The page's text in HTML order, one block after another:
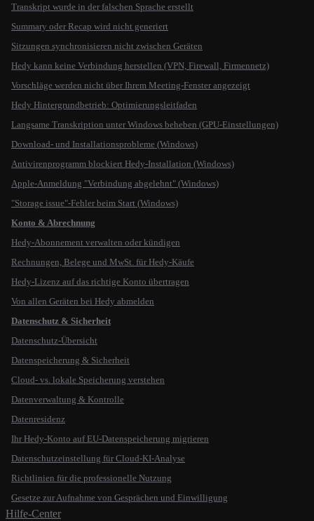
Transkript wurde in der falschen Sprache erstellt
Summary oder Recap wird nicht generiert
Sitzungen synchronisieren nicht zwischen Geräten
Hedy kann keine Verbindung herstellen (VPN, Firewall, Firmennetz)
Vorschläge werden nicht über Ihrem Meeting-Fenster angezeigt
Hedy Hintergrundbetrieb: Optimierungsleitfaden
Langsame Transkription unter Windows beheben (GPU-Einstellungen)
Download- und Installationsprobleme (Windows)
Antivirenprogramm blockiert Hedy-Installation (Windows)
Apple-Anmeldung "Verbindung abgelehnt" (Windows)
"Storage issue"-Fehler beim Start (Windows)
Konto & Abrechnung
Hedy-Abonnement verwalten oder kündigen
Rechnungen, Belege und MwSt. für Hedy-Käufe
Hedy-Lizenz auf das richtige Konto übertragen
Von allen Geräten bei Hedy abmelden
Datenschutz & Sicherheit
Datenschutz-Übersicht
Datenspeicherung & Sicherheit
Cloud- vs. lokale Speicherung verstehen
Datenverwaltung & Kontrolle
Datenresidenz
Ihr Hedy-Konto auf EU-Datenspeicherung migrieren
Datenschutzeinstellung für Cloud-KI-Analyse
Richtlinien für die professionelle Nutzung
Gesetze zur Aufnahme von Gesprächen und Einwilligung
Hilfe-Center